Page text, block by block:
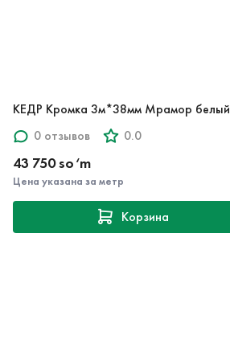
КЕДР Кромка 3м*38мм Мрамор белый
0 отзывов
0.0
43 750 so‘m
Цена указана за метр
Корзина